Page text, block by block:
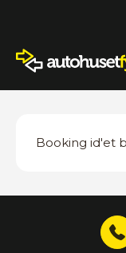
Booking id'et